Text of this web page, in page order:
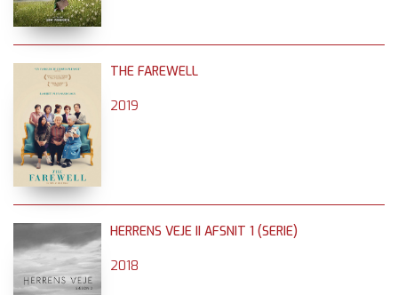
THE FAREWELL
2019
HERRENS VEJE II AFSNIT 1 (SERIE)
2018